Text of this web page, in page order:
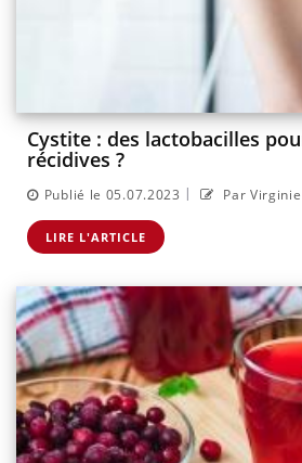
Cystite : des lactobacilles
récidives ?
Publié le 05.07.2023 | Par
LIRE L'ARTICLE